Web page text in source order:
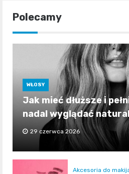
Polecamy
WŁOSY
Jak mieć dłuższe i
nadal wyglądać
29 czerwca 2026
Akcesoria do